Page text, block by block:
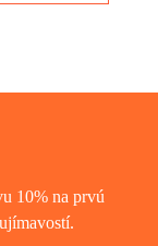
10% na prvú